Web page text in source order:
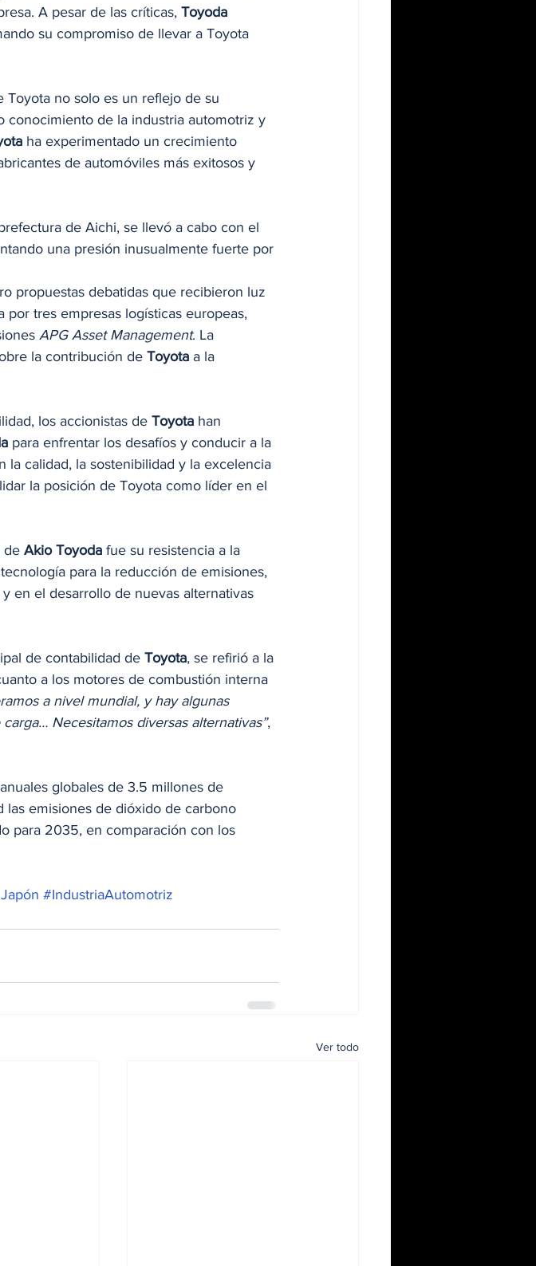
A pesar de las críticas, Toyoda
su compromiso de llevar a Toyota
Toyota no solo es un reflejo de su
conocimiento de la industria automotriz y
ha experimentado un crecimiento
de automóviles más exitosos y
de Aichi, se llevó a cabo con el
una presión inusualmente fuerte por
propuestas debatidas que recibieron luz
tres empresas logísticas europeas,
APG Asset Management. La
la contribución de Toyota a la
los accionistas de Toyota han
para enfrentar los desafíos y conducir a la
calidad, la sostenibilidad y la excelencia
la posición de Toyota como líder en el
de Akio Toyoda fue su resistencia a la
para la reducción de emisiones,
en el desarrollo de nuevas alternativas
de contabilidad de Toyota, se refirió a la
a los motores de combustión interna
a nivel mundial, y hay algunas
Necesitamos diversas alternativas”,
globales de 3.5 millones de
emisiones de dióxido de carbono
para 2035, en comparación con los
#IndustriaAutomotriz
Ver todo